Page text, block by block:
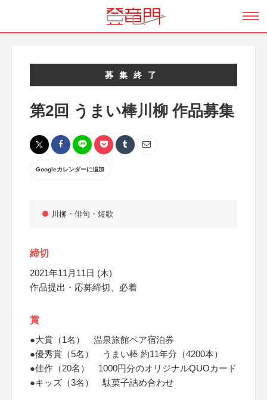
募集終了
第2回 うまい棒川柳 作品募集
Googleカレンダーに追加
川柳・俳句・短歌
締切
2021年11月11日 (木)
作品提出・応募締切、必着
賞
●大賞（1名） 温泉旅館ペア宿泊券
●優秀賞（5名） うまい棒 約11年分（4200本）
●佳作（20名） 1000円分のオリジナルQUOカード
●キッズ（3名） 駄菓子詰め合わせ